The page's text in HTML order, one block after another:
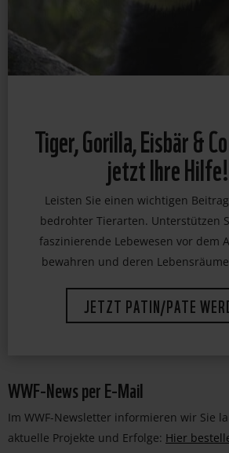
Tiger, Gorilla, Eisbär &
jetzt Ihre Hilfe!
Leisten Sie einen wichtigen
bedrohter Tierarten. Unterstützen
faszinierende Lebewesen vor dem
bewahren und deren
JETZT PATIN/PATE
WWF-News per E-Mail
Im WWF-Newsletter informieren wir Sie
aktuelle Projekte und Erfolge: Hier